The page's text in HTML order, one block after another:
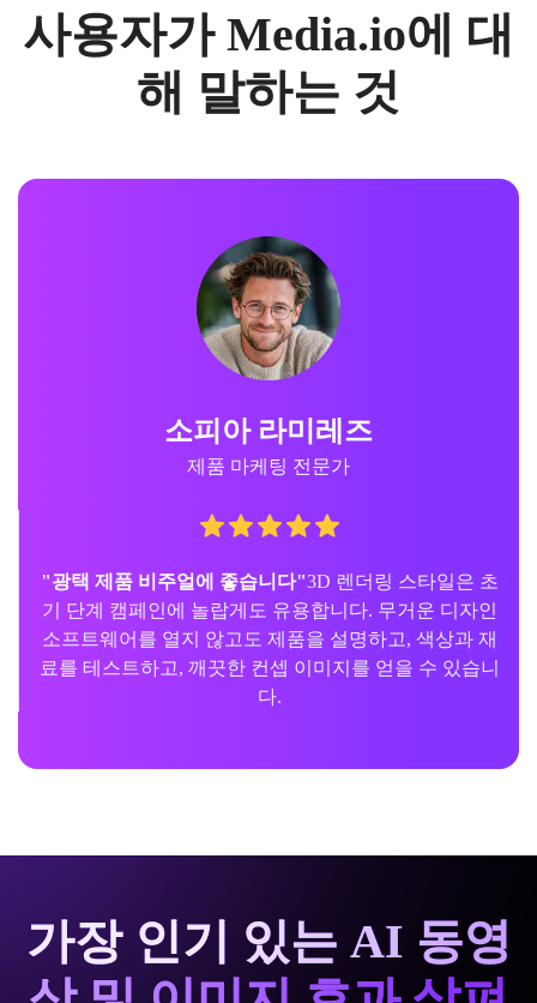
사용자가 Media.io에 대
해 말하는 것
소피아 라미레즈
제품 마케팅 전문가
"광택 제품 비주얼에 좋습니다"3D 렌더링 스타일은 초
기 단계 캠페인에 놀랍게도 유용합니다. 무거운 디자인
소프트웨어를 열지 않고도 제품을 설명하고, 색상과 재
료를 테스트하고, 깨끗한 컨셉 이미지를 얻을 수 있습니
다.
가장 인기 있는 AI 동영